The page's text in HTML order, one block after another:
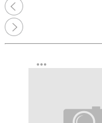
more_horiz